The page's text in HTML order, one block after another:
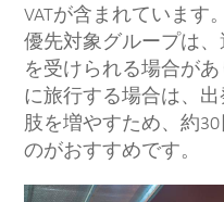
VATが含まれています
優先対象グループは、
を受けられる場合が
に旅行する場合は、
肢を増やすため、約
のがおすすめです。